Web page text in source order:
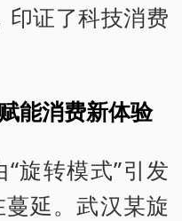
印证了科技消费
能消费新体验
旋转模式”引发
延。武汉某旋